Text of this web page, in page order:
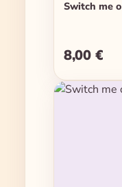
Switch me
Regulärer
8,00 €